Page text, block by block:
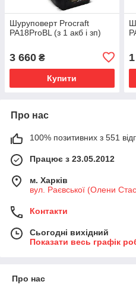
Шуруповерт Procraft
PA18ProBL (з 1 акб і зп)
3 660 ₴
Купити
Про нас
100% позитивних з 551
Працює з 23.05.2012
м. Харків
вул. Раєвської (Олени
Контакти
Сьогодні вихідний
Показати весь графік
Про нас